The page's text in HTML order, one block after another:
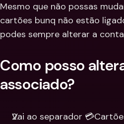
Mesmo que não possas
cartões bunq não estão
podes sempre alterar a
Como posso
associado?
Vai ao separador